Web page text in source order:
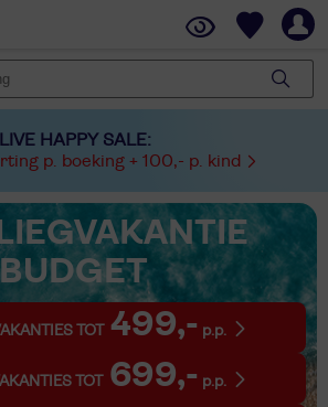
LIVE HAPPY SALE:
p. boeking + 100,- p. kind
TOT 499,- p.p.
TOT 699,- p.p.